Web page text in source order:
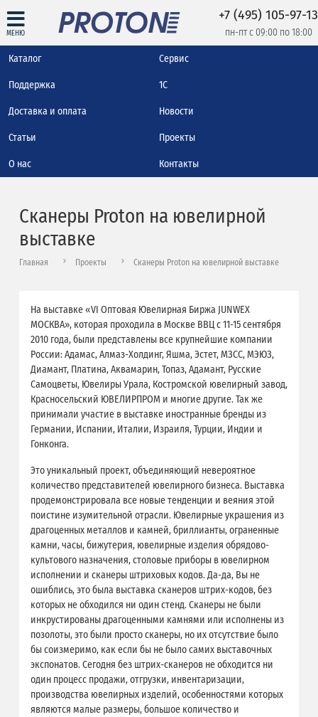
МЕНЮ
+7 (495) 105-97-13
пн-пт с 09:00 по 18:00
Каталог Сервис
Поддержка 1С
Доставка и оплата Новости
Статьи Проекты
О нас Контакты
Сканеры Proton на ювелирной
выставке
Главная Проекты Сканеры Proton на ювелирной выставке
На выставке «VI Оптовая Ювелирная Биржа JUNWEX
МОСКВА», которая проходила в Москве ВВЦ с 11-15 сентября
2010 года, были представлены все крупнейшие компании
России: Адамас, Алмаз-Холдинг, Яшма, Эстет, МЗСС, МЭЮЗ,
Диамант, Платина, Аквамарин, Топаз, Адамант, Русские
Самоцветы, Ювелиры Урала, Костромской ювелирный завод,
Красносельский ЮВЕЛИРПРОМ и многие другие. Так же
принимали участие в выставке иностранные бренды из
Германии, Испании, Италии, Израиля, Турции, Индии и
Гонконга.
Это уникальный проект, объединяющий невероятное
количество представителей ювелирного бизнеса. Выставка
продемонстрировала все новые тенденции и веяния этой
поистине изумительной отрасли. Ювелирные украшения из
драгоценных металлов и камней, бриллианты, ограненные
камни, часы, бижутерия, ювелирные изделия обрядово-
культового назначения, столовые приборы в ювелирном
исполнении и сканеры штриховых кодов. Да-да, Вы не
ошиблись, это была выставка сканеров штрих-кодов, без
которых не обходился ни один стенд. Сканеры не были
инкрустированы драгоценными камнями или исполнены из
позолоты, это были просто сканеры, но их отсутствие было
бы соизмеримо, как если бы не было самих выставочных
экспонатов. Сегодня без штрих-сканеров не обходится ни
один процесс продажи, отгрузки, инвентаризации,
производства ювелирных изделий, особенностями которых
являются малые размеры, большое количество и